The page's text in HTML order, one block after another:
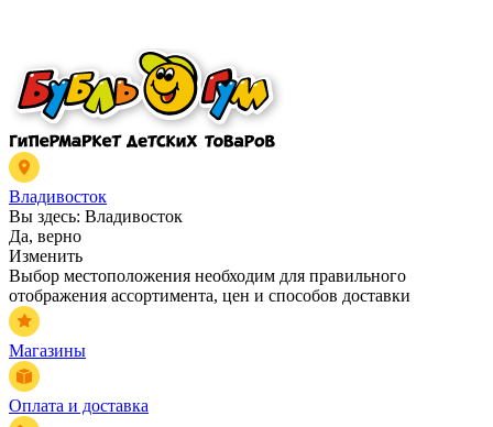
Владивосток
Вы здесь: Владивосток
Да, верно
Изменить
Выбор местоположения необходим для правильного
отображения ассортимента, цен и способов доставки
Магазины
Оплата и доставка